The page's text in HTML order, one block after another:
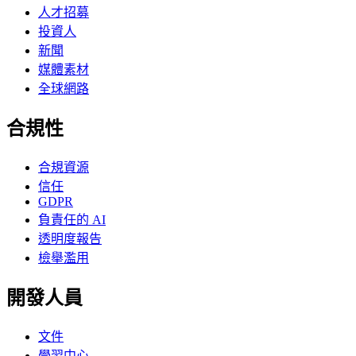
人才招募
投資人
新聞
媒體素材
全球網路
合規性
合規資源
信任
GDPR
負責任的 AI
透明度報告
檢舉濫用
開發人員
文件